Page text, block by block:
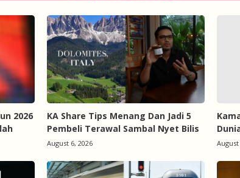
2026
KA Share Tips Menang Dan Jadi 5
Pembeli Terawal Sambal Nyet Bilis
August 6, 2026 August